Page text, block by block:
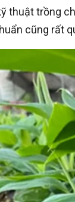
thuật trồng
cũng rất